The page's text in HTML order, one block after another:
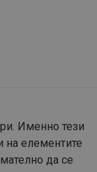
Именно тези
на елементите
да се